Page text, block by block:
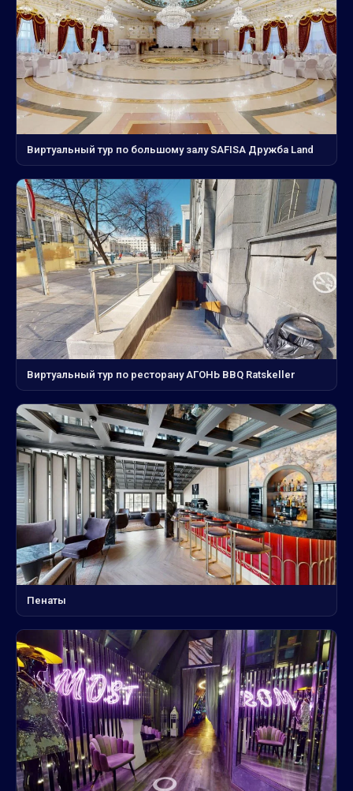
Виртуальный тур по большому залу SAFISA Дружба Land
Виртуальный тур по ресторану АГОНЬ BBQ Ratskeller
Пенаты